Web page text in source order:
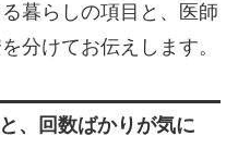
暮らしの項目と、医師
分けてお伝えします。
、回数ばかりが気に